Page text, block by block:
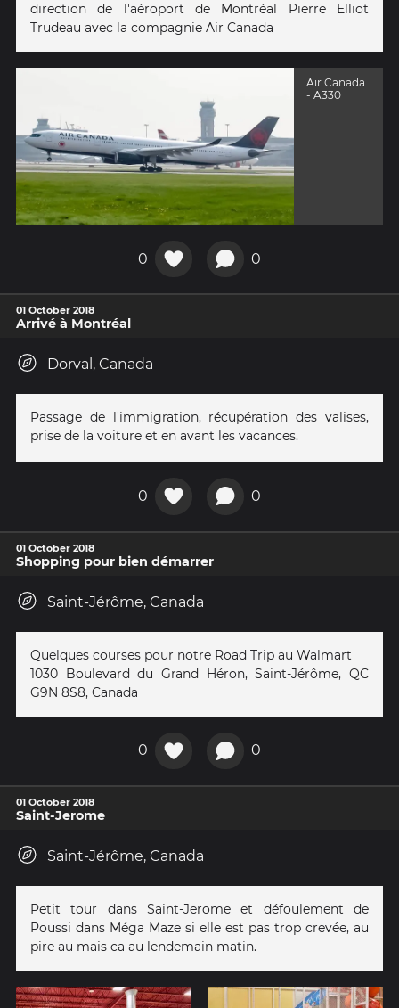
direction de l'aéroport de Montréal Pierre Elliot
Trudeau avec la compagnie Air Canada
Air Canada
- A330
0 0
01 October 2018
Arrivé à Montréal
Dorval, Canada
Passage de l'immigration, récupération des valises,
prise de la voiture et en avant les vacances.
0 0
01 October 2018
Shopping pour bien démarrer
Saint-Jérôme, Canada
Quelques courses pour notre Road Trip au Walmart
1030 Boulevard du Grand Héron, Saint-Jérôme, QC
G9N 8S8, Canada
0 0
01 October 2018
Saint-Jerome
Saint-Jérôme, Canada
Petit tour dans Saint-Jerome et défoulement de
Poussi dans Méga Maze si elle est pas trop crevée, au
pire au mais ca au lendemain matin.